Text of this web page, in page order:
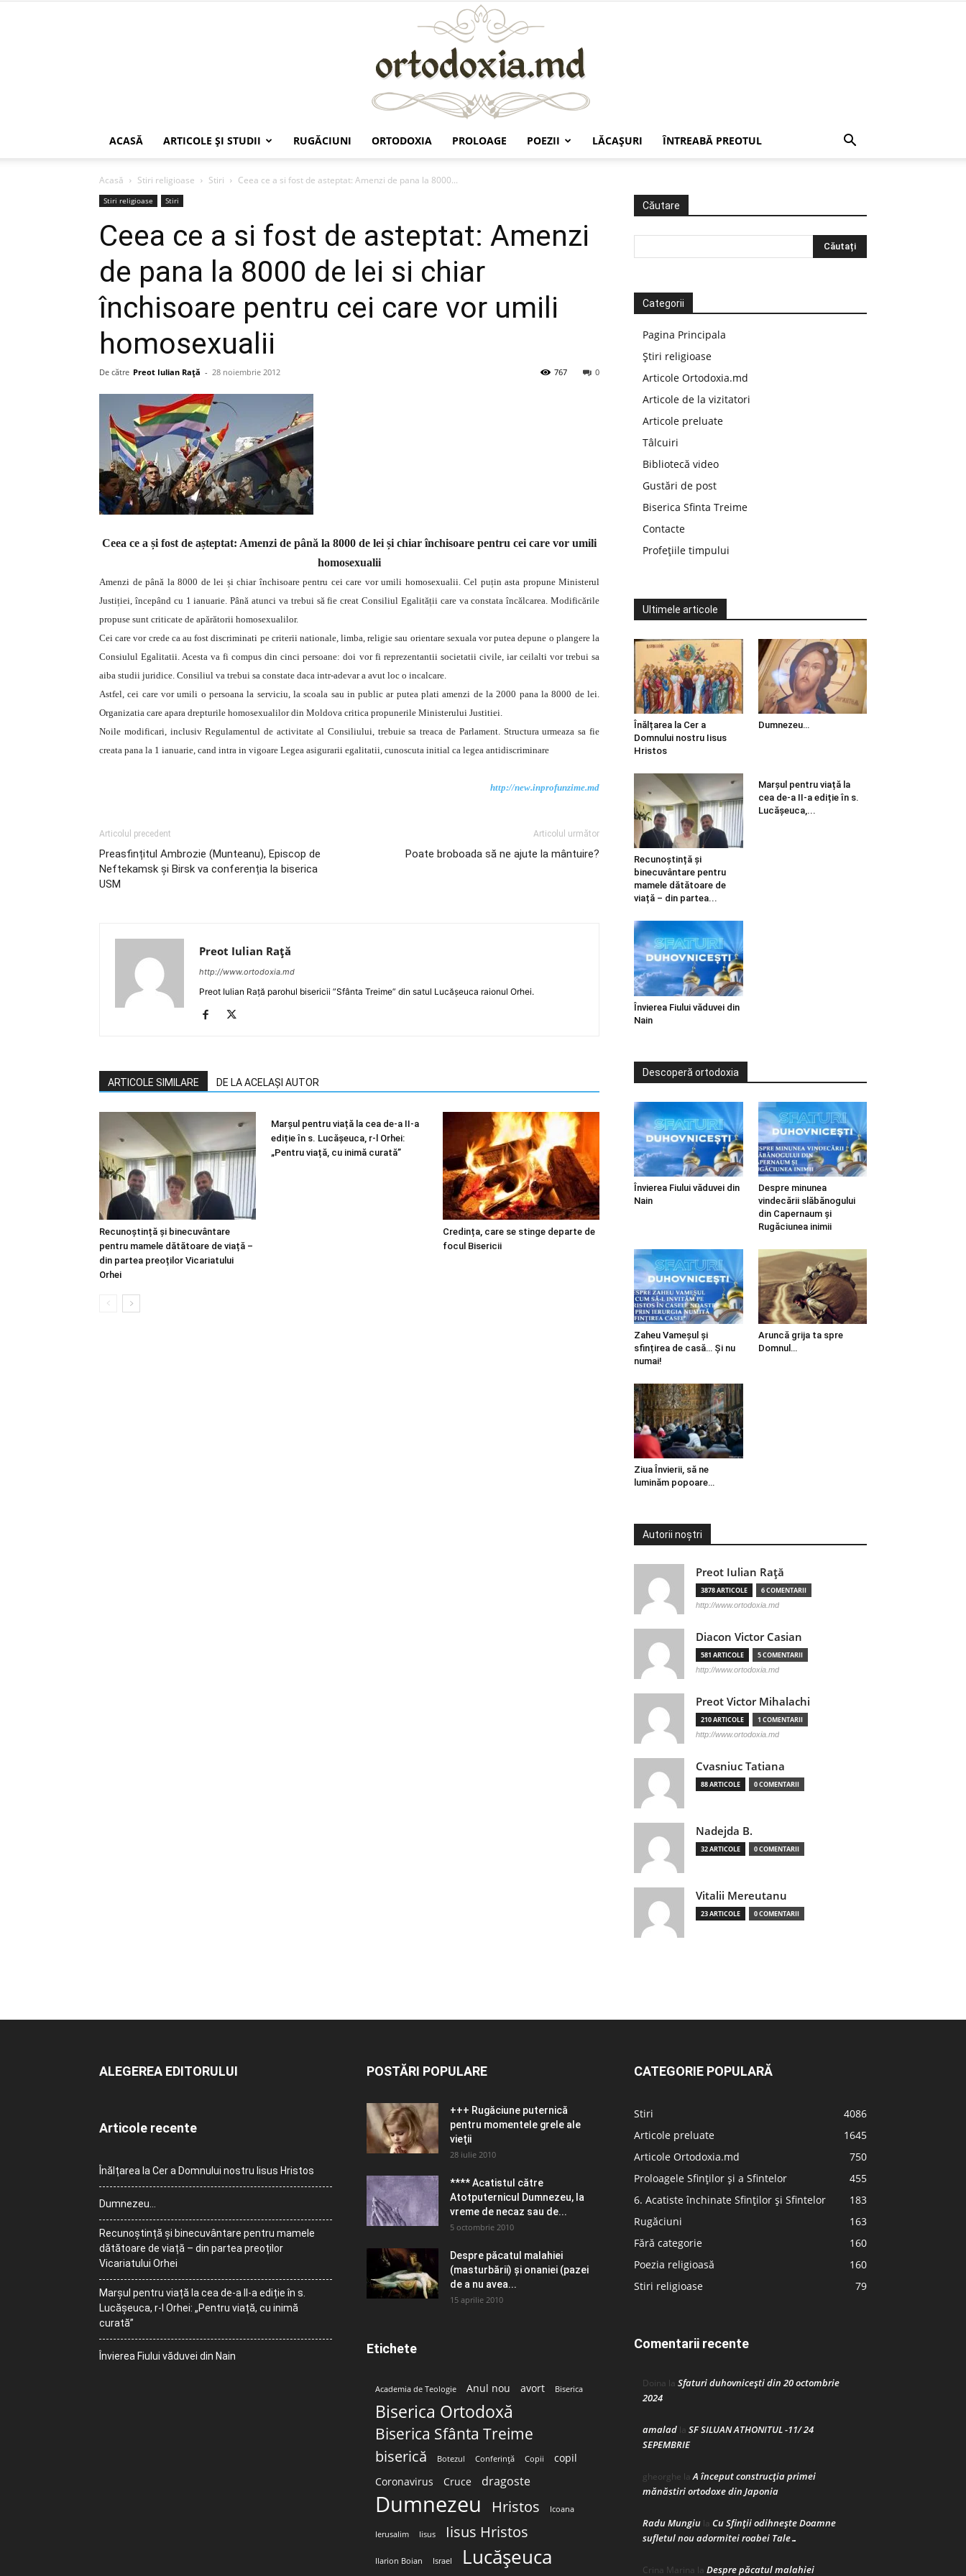
ACASĂ ARTICOLE ŞI STUDII RUGĂCIUNI ORTODOXIA PROLOAGE POEZII LĂCAŞURI ÎNTREABĂ PREOTUL
Acasă Stiri religioase Stiri Ceea ce a si fost de asteptat: Amenzi de pana la 8000...
Stiri religioase Stiri
Ceea ce a si fost de asteptat: Amenzi
de pana la 8000 de lei si chiar
închisoare pentru cei care vor umili
homosexualii
De către Preot Iulian Raţă - 28 noiembrie 2012 0
767
Ceea ce a și fost de așteptat: Amenzi de până la 8000 de lei și chiar închisoare pentru cei care vor umili
homosexualii
Amenzi de până la 8000 de lei și chiar închisoare pentru cei care vor umili homosexualii. Cel puțin asta propune Ministerul
Justiției, începând cu 1 ianuarie. Până atunci va trebui să fie creat Consiliul Egalității care va constata încălcarea. Modificările
propuse sunt criticate de apărătorii homosexualilor.
Cei care vor crede ca au fost discriminati pe criterii nationale, limba, religie sau orientare sexuala vor putea depune o plangere la
Consiulul Egalitatii. Acesta va fi compus din cinci persoane: doi vor fi reprezentantii societatii civile, iar ceilalti vor trebui sa
aiba studii juridice. Consiliul va trebui sa constate daca intr-adevar a avut loc o incalcare.
Astfel, cei care vor umili o persoana la serviciu, la scoala sau in public ar putea plati amenzi de la 2000 pana la 8000 de lei.
Organizatia care apara drepturile homosexualilor din Moldova critica propunerile Ministerului Justitiei.
Noile modificari, inclusiv Regulamentul de activitate al Consiliului, trebuie sa treaca de Parlament. Structura urmeaza sa fie
creata pana la 1 ianuarie, cand intra in vigoare Legea asigurarii egalitatii, cunoscuta initial ca legea antidiscriminare
http://new.inprofunzime.md
Articolul precedent
Preasfințitul Ambrozie (Munteanu), Episcop de
Neftekamsk și Birsk va conferenția la biserica
USM
Articolul următor
Poate broboada să ne ajute la mântuire?
Preot Iulian Raţă
http://www.ortodoxia.md
Preot Iulian Rață parohul bisericii ”Sfânta Treime” din satul Lucășeuca raionul Orhei.
ARTICOLE SIMILARE DE LA ACELAȘI AUTOR
Recunoștință și binecuvântare
pentru mamele dătătoare de viață –
din partea preoților Vicariatului
Orhei
Marșul pentru viață la cea de-a II-a
ediție în s. Lucășeuca, r-l Orhei:
„Pentru viață, cu inimă curată”
Credința, care se stinge departe de
focul Bisericii
Căutare
Categorii
Pagina Principala
Știri religioase
Articole Ortodoxia.md
Articole de la vizitatori
Articole preluate
Tâlcuiri
Bibliotecă video
Gustări de post
Biserica Sfinta Treime
Contacte
Profețiile timpului
Ultimele articole
Înălțarea la Cer a
Domnului nostru Iisus
Hristos
Dumnezeu…
Recunoștință și
binecuvântare pentru
mamele dătătoare de
viață – din partea...
Marșul pentru viață la
cea de-a II-a ediție în s.
Lucășeuca,...
Învierea Fiului văduvei din
Nain
Descoperă ortodoxia
Învierea Fiului văduvei din
Nain
Despre minunea
vindecării slăbănogului
din Capernaum și
Rugăciunea inimii
Zaheu Vameșul și
sfințirea de casă… Și nu
numai!
Aruncă grija ta spre
Domnul…
Ziua Învierii, să ne
luminăm popoare…
Autorii noștri
Preot Iulian Raţă
3878 ARTICOLE 6 COMENTARII
http://www.ortodoxia.md
Diacon Victor Casian
581 ARTICOLE 5 COMENTARII
http://www.ortodoxia.md
Preot Victor Mihalachi
210 ARTICOLE 1 COMENTARII
http://www.ortodoxia.md
Cvasniuc Tatiana
88 ARTICOLE 0 COMENTARII
Nadejda B.
32 ARTICOLE 0 COMENTARII
Vitalii Mereutanu
23 ARTICOLE 0 COMENTARII
ALEGEREA EDITORULUI
Articole recente
Înălțarea la Cer a Domnului nostru Iisus Hristos
Dumnezeu…
Recunoștință și binecuvântare pentru mamele
dătătoare de viață – din partea preoților
Vicariatului Orhei
Marșul pentru viață la cea de-a II-a ediție în s.
Lucășeuca, r-l Orhei: „Pentru viață, cu inimă
curată”
Învierea Fiului văduvei din Nain
POSTĂRI POPULARE
+++ Rugăciune puternică
pentru momentele grele ale
vieţii
28 iulie 2010
**** Acatistul către
Atotputernicul Dumnezeu, la
vreme de necaz sau de...
5 octombrie 2010
Despre păcatul malahiei
(masturbării) şi onaniei (pazei
de a nu avea...
15 aprilie 2010
Etichete
Academia de Teologie Anul nou avort Biserica
Biserica Ortodoxă
Biserica Sfânta Treime
biserică Botezul Conferință Copii
copil
Coronavirus
Cruce dragoste
Dumnezeu Hristos Icoana
Ierusalim Iisus Iisus Hristos
Ilarion Boian Israel Lucășeuca
CATEGORIE POPULARĂ
Stiri
4086
Articole preluate
1645
Articole Ortodoxia.md
750
Proloagele Sfinților și a Sfintelor
455
6. Acatiste închinate Sfinților și Sfintelor
183
Rugăciuni
163
Fără categorie
160
Poezia religioasă
160
Stiri religioase
79
Comentarii recente
Doina la Sfaturi duhovnicești din 20 octombrie
2024
amalad la SF SILUAN ATHONITUL -11/ 24
SEPEMBRIE
gheorghe laA început construcţia primei
mănăstiri ortodoxe din Japonia
Radu Mungiu la Cu Sfinții odihnește Doamne
sufletul nou adormitei roabei Tale…
Crina Marina la Despre păcatul malahiei